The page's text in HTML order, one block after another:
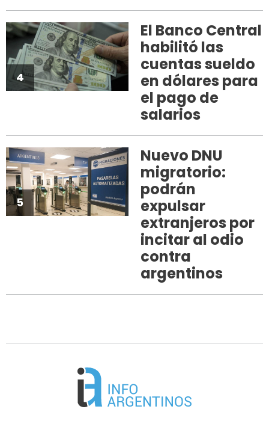
4
El Banco Central
habilitó las
cuentas sueldo
en dólares para
el pago de
salarios
5
Nuevo DNU
migratorio:
podrán
expulsar
extranjeros por
incitar al odio
contra
argentinos